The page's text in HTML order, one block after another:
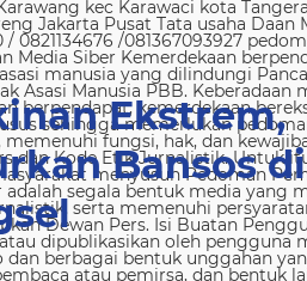
Ekstrem,
Bansos di